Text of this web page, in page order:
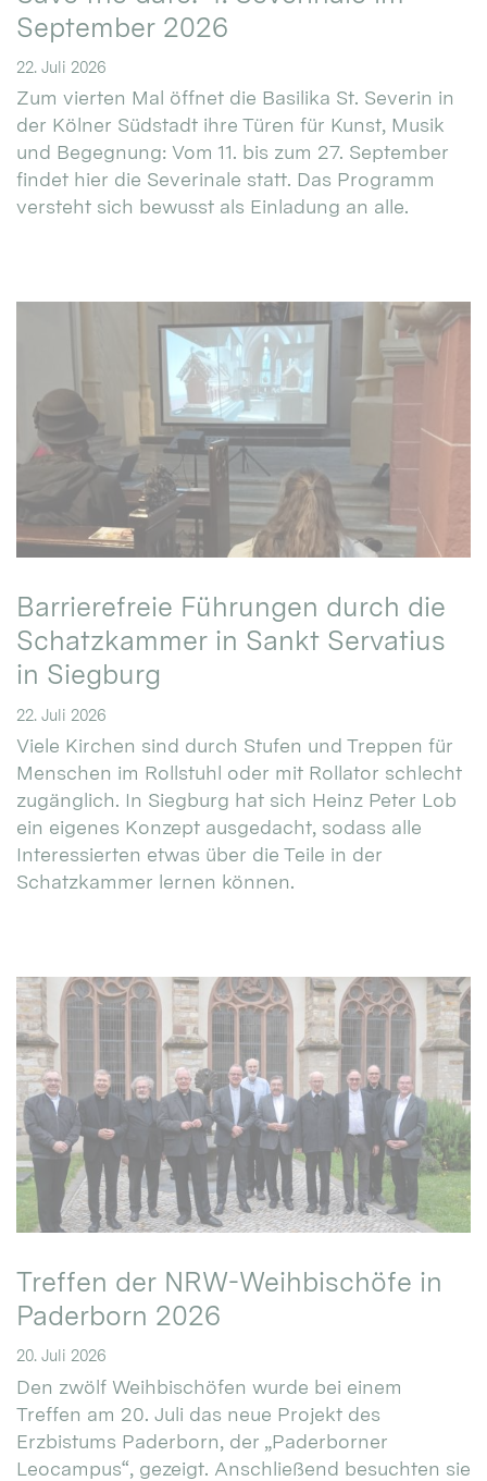
September 2026
22. Juli 2026
Zum vierten Mal öffnet die Basilika St. Severin in
der Kölner Südstadt ihre Türen für Kunst, Musik
und Begegnung: Vom 11. bis zum 27. September
findet hier die Severinale statt. Das Programm
versteht sich bewusst als Einladung an alle.
Barrierefreie Führungen durch die
Schatzkammer in Sankt Servatius
in Siegburg
22. Juli 2026
Viele Kirchen sind durch Stufen und Treppen für
Menschen im Rollstuhl oder mit Rollator schlecht
zugänglich. In Siegburg hat sich Heinz Peter Lob
ein eigenes Konzept ausgedacht, sodass alle
Interessierten etwas über die Teile in der
Schatzkammer lernen können.
Treffen der NRW-Weihbischöfe in
Paderborn 2026
20. Juli 2026
Den zwölf Weihbischöfen wurde bei einem
Treffen am 20. Juli das neue Projekt des
Erzbistums Paderborn, der „Paderborner
Leocampus“, gezeigt. Anschließend besuchten sie